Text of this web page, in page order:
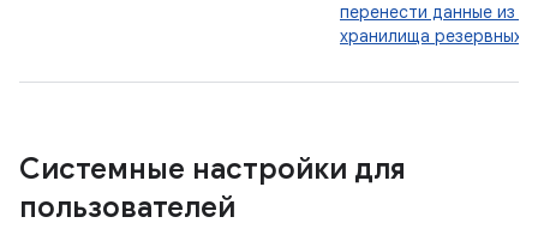
перенести данные из
хранилища резервных
Системные настройки для
пользователей